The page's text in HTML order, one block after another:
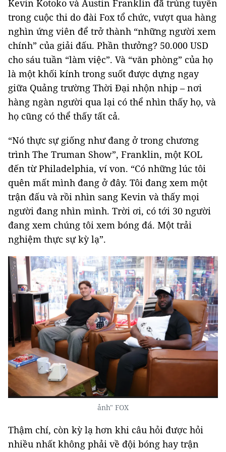
Kevin Kotoko và Austin Franklin đã trúng tuyển
trong cuộc thi do đài Fox tổ chức, vượt qua hàng
nghìn ứng viên để trở thành “những người xem
chính” của giải đấu. Phần thưởng? 50.000 USD
cho sáu tuần “làm việc”. Và “văn phòng” của họ
là một khối kính trong suốt được dựng ngay
giữa Quảng trường Thời Đại nhộn nhịp – nơi
hàng ngàn người qua lại có thể nhìn thấy họ, và
họ cũng có thể thấy tất cả.
“Nó thực sự giống như đang ở trong chương
trình The Truman Show”, Franklin, một KOL
đến từ Philadelphia, ví von. “Có những lúc tôi
quên mất mình đang ở đây. Tôi đang xem một
trận đấu và rồi nhìn sang Kevin và thấy mọi
người đang nhìn mình. Trời ơi, có tới 30 người
đang xem chúng tôi xem bóng đá. Một trải
nghiệm thực sự kỳ lạ”.
ảnh" FOX
Thậm chí, còn kỳ lạ hơn khi câu hỏi được hỏi
nhiều nhất không phải về đội bóng hay trận